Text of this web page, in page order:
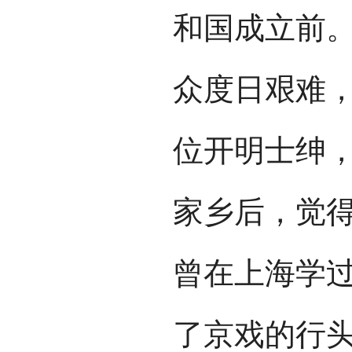
和国成立前
众度日艰难
位开明士绅
家乡后，觉
曾在上海学
了京戏的行